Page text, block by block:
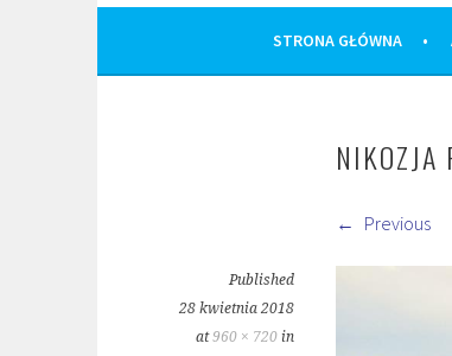
STRONA GŁÓWNA
NIKOZJA
Previous
Published
28 kwietnia 2018
at960 × 720 in